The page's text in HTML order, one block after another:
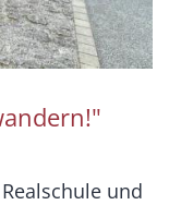
und